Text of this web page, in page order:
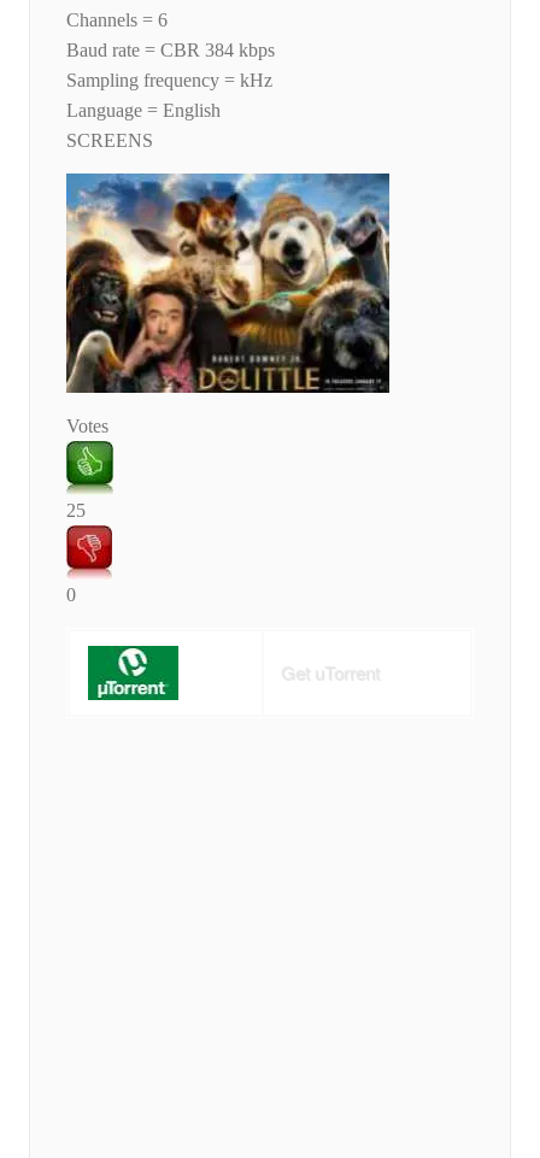
Channels = 6
Baud rate = CBR 384 kbps
Sampling frequency = kHz
Language = English
SCREENS
Votes
25
0
Get uTorrent